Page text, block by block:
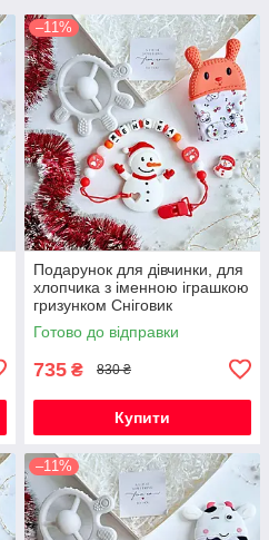
–11%
Подарунок для дівчинки, для
хлопчика з іменною іграшкою
гризунком Сніговик
(червоний) на Новорічні
свята
Готово до відправки
735 ₴ 830 ₴
Купити
–11%